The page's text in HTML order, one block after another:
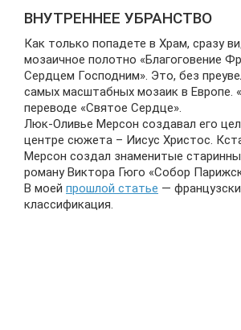
ВНУТРЕННЕЕ УБРАНСТВО
Как только попадете в Храм, сразу
мозаичное полотно «Благоговение
Сердцем Господним». Это, без
самых масштабных мозаик в Европе.
переводе «Святое Сердце».
Люк-Оливье Мерсон создавал его
центре сюжета – Иисус Христос.
Мерсон создал знаменитые
роману Виктора Гюго «Собор
В моей прошлой статье —
классификация.